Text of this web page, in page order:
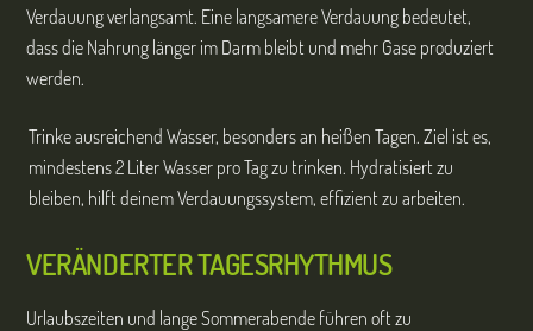
Verdauung verlangsamt. Eine langsamere Verdauung bedeutet,
dass die Nahrung länger im Darm bleibt und mehr Gase produziert
werden.
Trinke ausreichend Wasser, besonders an heißen Tagen. Ziel ist es,
mindestens 2 Liter Wasser pro Tag zu trinken. Hydratisiert zu
bleiben, hilft deinem Verdauungssystem, effizient zu arbeiten.
VERÄNDERTER TAGESRHYTHMUS
Urlaubszeiten und lange Sommerabende führen oft zu